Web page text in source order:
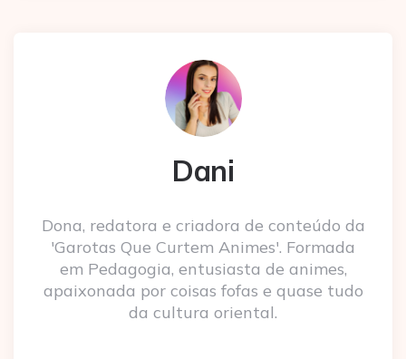
Dani
Dona, redatora e criadora de conteúdo da
'Garotas Que Curtem Animes'. Formada
em Pedagogia, entusiasta de animes,
apaixonada por coisas fofas e quase tudo
da cultura oriental.